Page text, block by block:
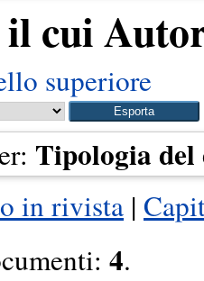
cui
superiore
Tipologia del
in rivista |
4.